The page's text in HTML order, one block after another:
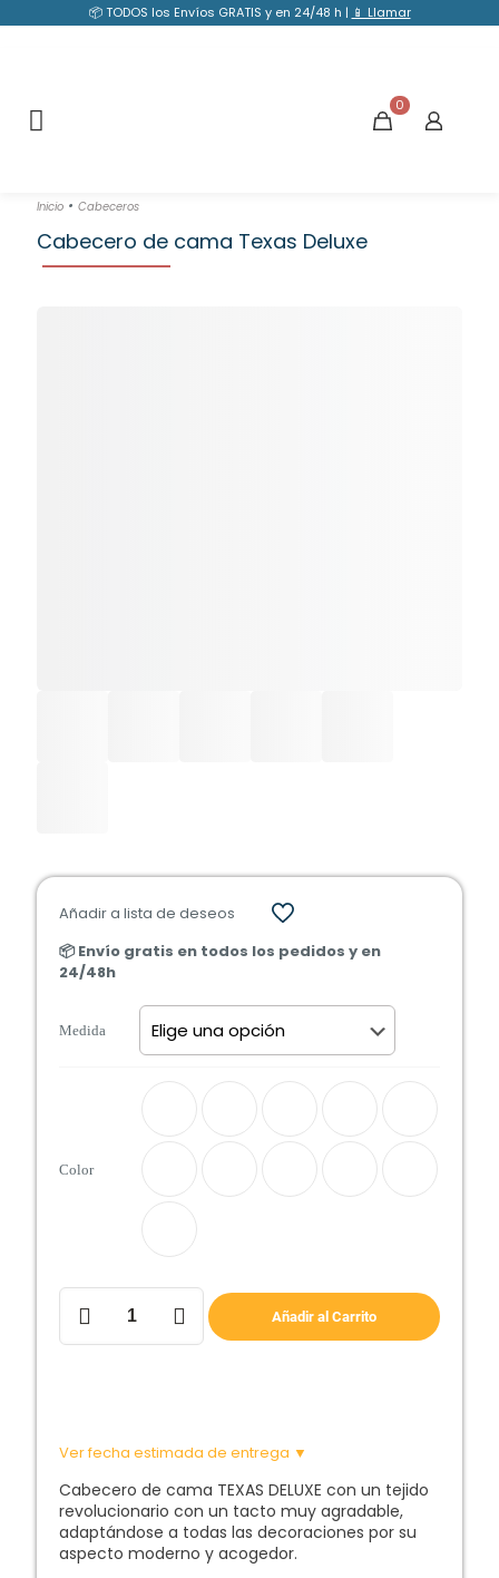
📦 TODOS los Envíos GRATIS y en 24/48 h | 📱 Llamar
0
Inicio • Cabeceros
Cabecero de cama Texas Deluxe
Añadir a lista de deseos
📦 Envío gratis en todos los pedidos y en
24/48h
Medida
Color
cama
Añadir al Carrito
Ver fecha estimada de entrega ▼
Cabecero de cama TEXAS DELUXE con un tejido
revolucionario con un tacto muy agradable,
adaptándose a todas las decoraciones por su
aspecto moderno y acogedor.